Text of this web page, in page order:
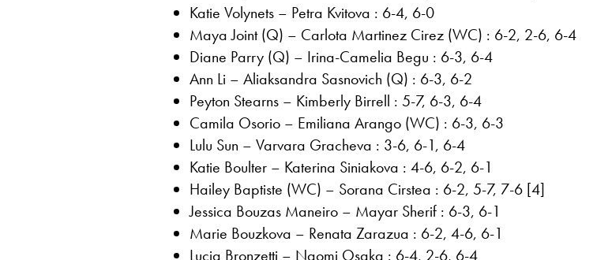
Katie Volynets – Petra Kvitova : 6-4, 6-0
Maya Joint (Q) – Carlota Martinez Cirez (WC) : 6-2, 2-6, 6-4
Diane Parry (Q) – Irina-Camelia Begu : 6-3, 6-4
Ann Li – Aliaksandra Sasnovich (Q) : 6-3, 6-2
Peyton Stearns – Kimberly Birrell : 5-7, 6-3, 6-4
Camila Osorio – Emiliana Arango (WC) : 6-3, 6-3
Lulu Sun – Varvara Gracheva : 3-6, 6-1, 6-4
Katie Boulter – Katerina Siniakova : 4-6, 6-2, 6-1
Hailey Baptiste (WC) – Sorana Cirstea : 6-2, 5-7, 7-6 [4]
Jessica Bouzas Maneiro – Mayar Sherif : 6-3, 6-1
Marie Bouzkova – Renata Zarazua : 6-2, 4-6, 6-1
Lucia Bronzetti – Naomi Osaka : 6-4, 2-6, 6-4